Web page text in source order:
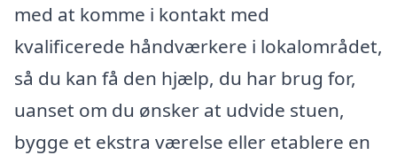
med at komme i kontakt med
kvalificerede håndværkere i lokalområdet,
så du kan få den hjælp, du har brug for,
uanset om du ønsker at udvide stuen,
bygge et ekstra værelse eller etablere en